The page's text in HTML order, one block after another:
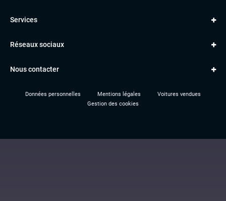
BMW
Classe A
A3
Services
Le garage TBV
Location TBV
Réseaux sociaux
Nous contacter
Données personnelles Mentions légales
Voitures vendues
Gestion des cookies